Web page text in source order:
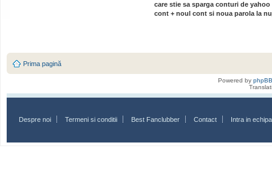
care stie sa sparga conturi de
cont + noul cont si noua parola la
Prima pagină
Powered by phpBB
Despre noi Termeni si conditii Best Fanclubber Contact Intra in